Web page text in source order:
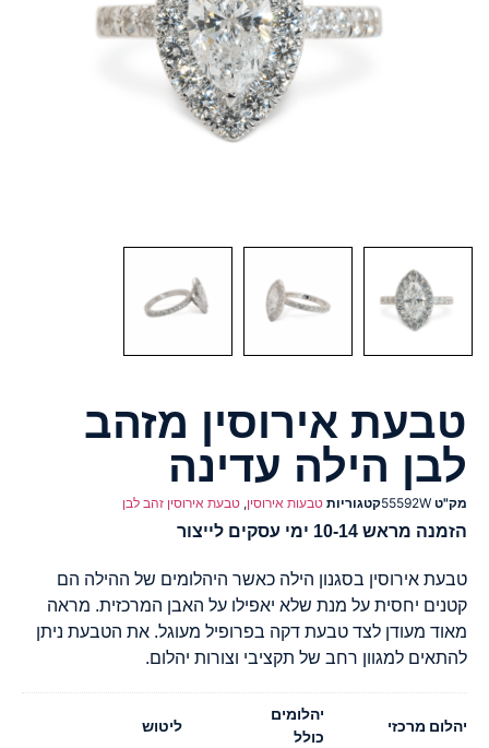
טבעת אירוסין מזהב
לבן הילה עדינה
מק"ט 55592Wקטגוריות טבעות אירוסין, טבעת אירוסין זהב לבן
הזמנה מראש 10-14 ימי עסקים לייצור
טבעת אירוסין בסגנון הילה כאשר היהלומים של ההילה הם
קטנים יחסית על מנת שלא יאפילו על האבן המרכזית. מראה
מאוד מעודן לצד טבעת דקה בפרופיל מעוגל. את הטבעת ניתן
להתאים למגוון רחב של תקציבי וצורות יהלום.
יהלום מרכזי
יהלומים
כולל
ליטוש